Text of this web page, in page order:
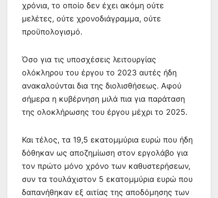
χρόνια, το οποίο δεν έχει ακόμη ούτε
μελέτες, ούτε χρονοδιάγραμμα, ούτε
προϋπολογισμό.
Όσο για τις υποσχέσεις λειτουργίας
ολόκληρου του έργου το 2023 αυτές ήδη
ανακαλούνται δια της διολισθήσεως. Αφού
σήμερα η κυβέρνηση μιλά πια για παράταση
της ολοκλήρωσης του έργου μέχρι το 2025.
Και τέλος, τα 19,5 εκατομμύρια ευρώ που ήδη
δόθηκαν ως αποζημίωση στον εργολάβο για
τον πρώτο μόνο χρόνο των καθυστερήσεων,
συν τα τουλάχιστον 5 εκατομμύρια ευρώ που
δαπανήθηκαν εξ αιτίας της αποδόμησης των